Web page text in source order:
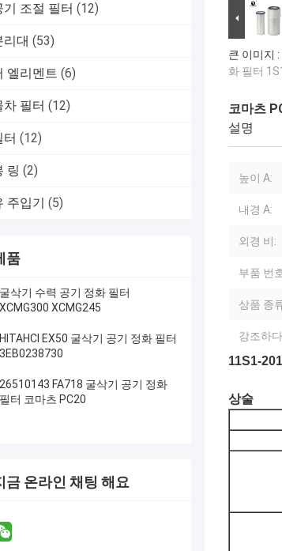
조절 필터 (12)
대 (53)
엘리멘트 (6)
필터 (12)
(12)
링 (2)
주입기 (5)
품
굴삭기 수력 공기 정화 필터
XCMG300 XCMG245
HITAHCI EX50 굴삭기 공기 정화 필터
3EB0238730
26510143 FA718 굴삭기 공기 정화
필터 코마츠 PC20
금 온라인 채팅 해요
큰 이미지 :
화 필터
코마츠
설명
높이 A:
내경 A:
외경 비:
부품 번
상품 종
강조하
11S1-
상술